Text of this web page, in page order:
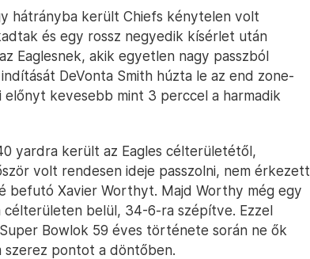
hátrányba került Chiefs kénytelen volt
és egy rossz negyedik kísérlet után
Eaglesnek, akik egyetlen nagy passzból
DeVonta Smith húzta le az end zone-
kevesebb mint 3 perccel a harmadik
yardra került az Eagles célterületétől,
volt rendesen ideje passzolni, nem érkezett
befutó Xavier Worthyt. Majd Worthy még egy
belül, 34-6-ra szépítve. Ezzel
Bowlok 59 éves története során ne ők
szerez pontot a döntőben.